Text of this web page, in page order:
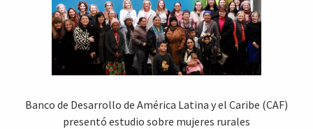
Banco de Desarrollo de América Latina y el Caribe (CAF)
presentó estudio sobre mujeres rurales